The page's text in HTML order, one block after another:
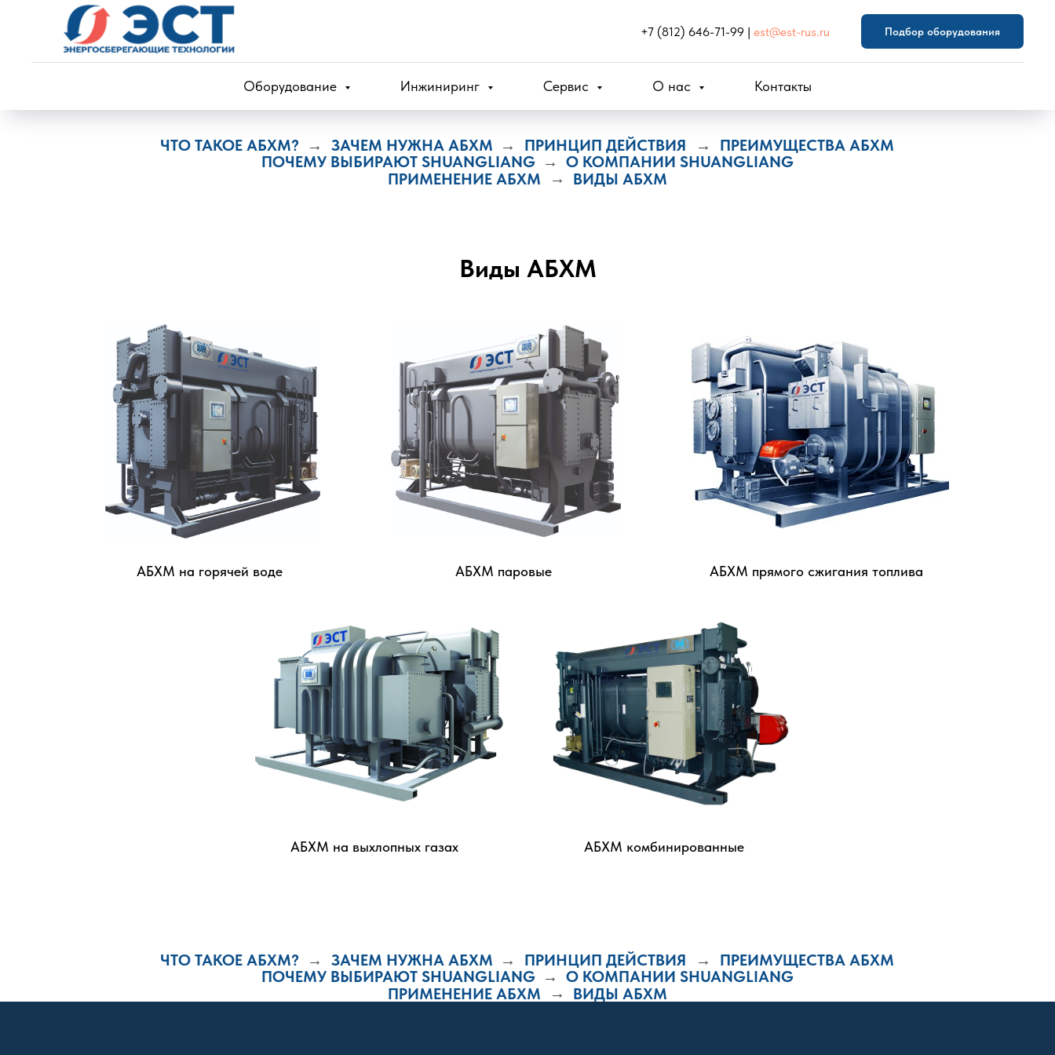
+7 (812) 646-71-99 | est@est-rus.ru Подбор оборудования
Оборудование Инжиниринг Сервис О нас Контакты
О КОМПАНИИ SHUANGLIANG
ПОЧЕМУ ВЫБИРАЮТ SHUANGLIANG
ВИДЫ
АБХМ
ПРИМЕНЕНИЕ АБХМ
→
→
ПРЕИМУЩЕСТВА АБХМ
ПРИНЦИП ДЕЙСТВИЯ
ЗАЧЕМ НУЖНА АБХМ
ЧТОТАКОЕ АБХМ?
О КОМПАНИИ SHUANGLIANG
ПОЧЕМУ ВЫБИРАЮТ SHUANGLIANG
ВИДЫ АБХМ
ПРИМЕНЕНИЕ АБХМ
ПРЕИМУЩЕСТВА АБХМ
ПРИНЦИП ДЕЙСТВИЯ
ЗАЧЕМ НУЖНА АБХМ
ЧТО ТАКОЕ АБХМ? →
→
→
Виды АБХМ
АБХМ на выхлопных газах АБХМ комбинированные
АБХМ на горячей воде АБХМ паровые АБХМ прямого сжигания топлива
→
→ О КОМПАНИИ SHUANGLIANG
ПОЧЕМУ ВЫБИРАЮТ SHUANGLIANG
ВИДЫ АБХМ
ПРИМЕНЕНИЕ АБХМ
ПРЕИМУЩЕСТВА АБХМ
ПРИНЦИП ДЕЙСТВИЯ
ЗАЧЕМ НУЖНА АБХМ
ЧТО ТАКОЕ АБХМ? →
→
→